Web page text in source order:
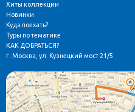
Хиты коллекции
Новинки
Куда поехать?
Туры по тематике
КАК ДОБРАТЬСЯ?
г. Москва, ул. Кузнецкий мост 21/5